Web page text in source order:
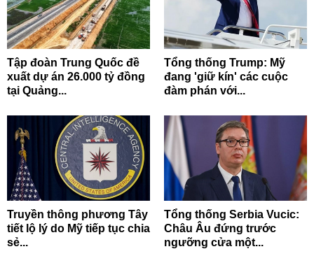
Tập đoàn Trung Quốc đề
xuất dự án 26.000 tỷ đồng
tại Quảng...
Tổng thống Trump: Mỹ
đang 'giữ kín' các cuộc
đàm phán với...
Truyền thông phương Tây
tiết lộ lý do Mỹ tiếp tục chia
sẻ...
Tổng thống Serbia Vucic:
Châu Âu đứng trước
ngưỡng cửa một...